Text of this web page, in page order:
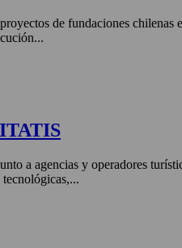
de fundaciones
a agencias y operadores